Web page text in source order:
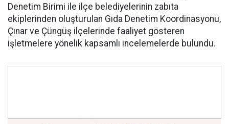
Denetim Birimi ile ilçe belediyelerinin zabıta
ekiplerinden oluşturulan Gıda Denetim Koordinasyonu,
Çınar ve Çüngüş ilçelerinde faaliyet gösteren
işletmelere yönelik kapsamlı incelemelerde bulundu.